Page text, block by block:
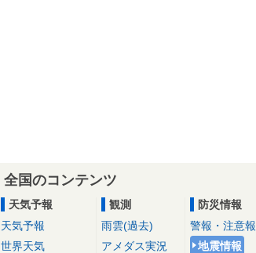
全国のコンテンツ
天気予報
天気予報
世界天気
観測
雨雲(過去)
アメダス実況
防災情報
警報・注意報
地震情報